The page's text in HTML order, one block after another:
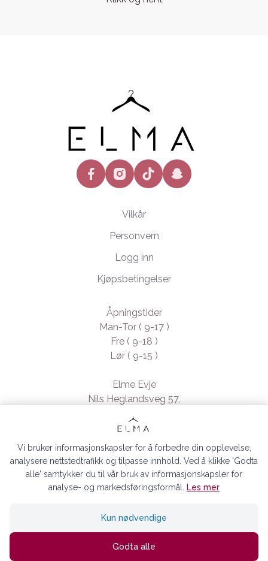
facebookinstagramtiktok snapchat
Vilkår
Personvern
Logg inn
Kjøpsbetingelser
Åpningstider
Man-Tor ( 9-17 )
Fre ( 9-18 )
Lør ( 9-15 )
Elme Evje
Nils Heglandsveg 57,
4735 Evje, Norway
- Org. nr. 923370994
Siden driftes avShoplabs
Vi bruker informasjonskapsler for å forbedre din opplevelse,
analysere nettstedtrafikk og tilpasse innhold. Ved å klikke 'Godta
alle' samtykker du til vår bruk av informasjonskapsler for
analyse- og markedsføringsformål.
Les mer
Kun nødvendige
Godta alle